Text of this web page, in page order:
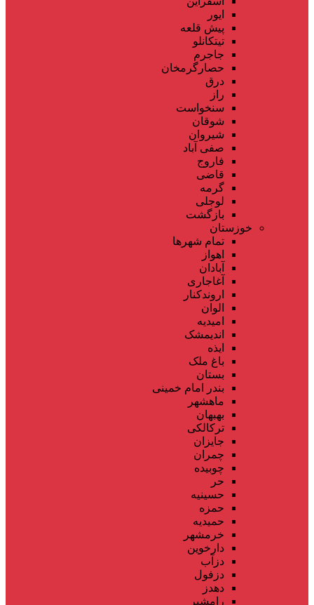
ایور
پیش قلعه
تیتکانلو
جاجرم
حصارگرمخان
درق
راز
سنخواست
شوقان
شیروان
صفی آباد
فاروج
قاضی
گرمه
لوجلی
بازگشت
خوزستان
تمام شهر‌ها
اهواز
آبادان
آغاجاری
اروندکنار
الوان
امیدیه
اندیمشک
ایذه
باغ ملک
بستان
بندر امام خمینی
ماهشهر
بهبهان
ترکالکی
جایزان
چمران
چوبیده
حر
حسینیه
حمزه
حمیدیه
خرمشهر
دارخوین
دزآب
دزفول
دهدز
رامشیر